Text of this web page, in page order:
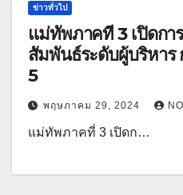
ข่าวทั่วไป
แม่ทัพภาคที่ 3 เปิดก
สัมพันธ์ระดับผู้บริหา
5
พฤษภาคม 29, 2024
แม่ทัพภาคที่ 3 เปิดก…